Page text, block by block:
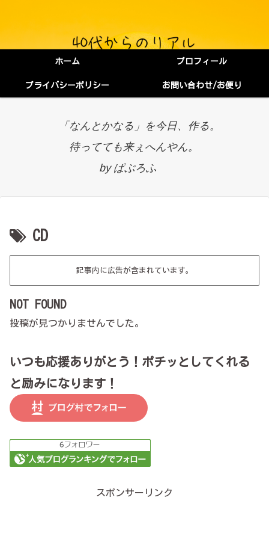
ホーム プロフィール
プライバシーポリシー お問い合わせ/お便り
「なんとかなる」を今日、作る。
待ってても来ぇへんやん。
by ぱぶろふ
CD
記事内に広告が含まれています。
NOT FOUND
投稿が見つかりませんでした。
いつも応援ありがとう！ポチッとしてくれる
と励みになります！
スポンサーリンク